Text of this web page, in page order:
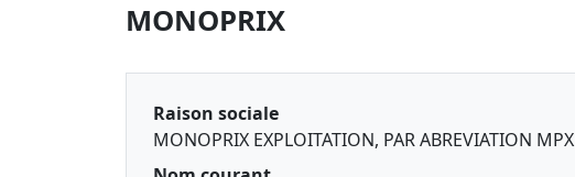
MONOPRIX
Raison sociale
MONOPRIX EXPLOITATION, PAR ABREVIATION MPX